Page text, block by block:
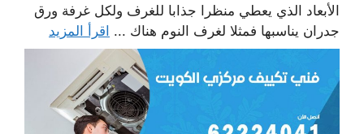
الأبعاد الذي يعطي منظرا جذابا للغرف ولكل غرفة ورق
جدران يناسبها فمثلا لغرف النوم هناك ... اقرأ المزيد